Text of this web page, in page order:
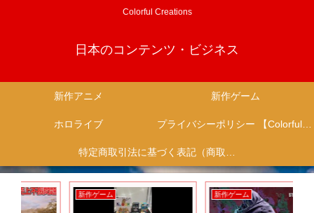
Colorful Creations
日本のコンテンツ・ビジネス
新作アニメ 新作ゲーム
ホロライブ プライバシーポリシー 【Colorful Creation】
特定商取引法に基づく表記（商取引に関する開示）
新作ゲーム